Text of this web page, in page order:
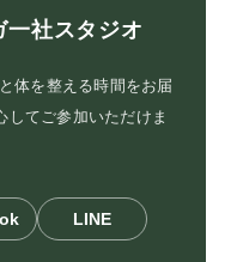
一社スタジオ
体を整える時間をお届
してご参加いただけま
LINE